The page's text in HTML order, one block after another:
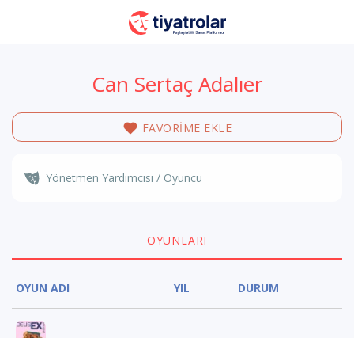
Can Sertaç Adalıer
FAVORİME EKLE
Yönetmen Yardımcısı / Oyuncu
OYUNLARI
OYUN ADI YIL DURUM